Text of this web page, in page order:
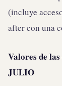
(incluye
after con una
Valores de
JULIO